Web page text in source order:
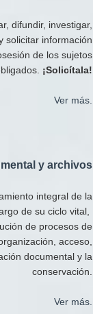
difundir, investigar,
solicitar información
de los sujetos
¡Solicítala!
Ver más.
y archivos​
integral de la
de su ciclo vital,
de procesos de
acceso,
documental y la
conservación.
Ver más.